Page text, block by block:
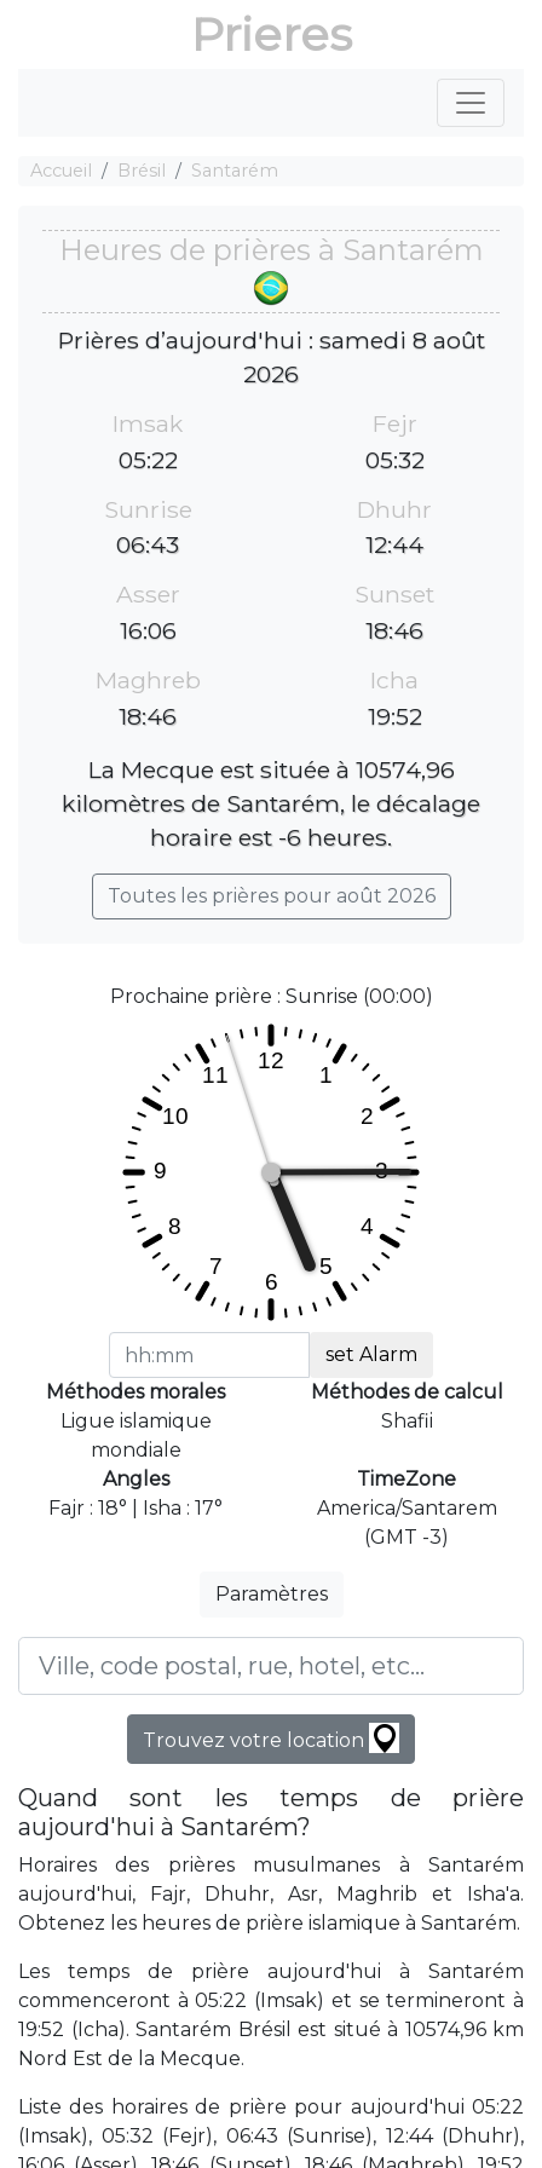
Prieres
Accueil Brésil Santarém
Heures de prières à Santarém
Prières d’aujourd'hui : samedi 8 août
2026
Imsak
05:22
Fejr
05:32
Sunrise
06:43
Dhuhr
12:44
Asser
16:06
Sunset
18:46
Maghreb
18:46
Icha
19:52
La Mecque est située à 10574,96
kilomètres de Santarém, le décalage
horaire est -6 heures.
Toutes les prières pour août 2026
Prochaine prière : Sunrise (00:00)
set Alarm
Méthodes morales
Ligue islamique
mondiale
Méthodes de calcul
Shafii
Angles
Fajr : 18° | Isha : 17°
TimeZone
America/Santarem
(GMT -3)
Paramètres
Trouvez votre location
Quand sont les temps de prière
aujourd'hui à Santarém?
Horaires des prières musulmanes à Santarém
aujourd'hui, Fajr, Dhuhr, Asr, Maghrib et Isha'a.
Obtenez les heures de prière islamique à Santarém.
Les temps de prière aujourd'hui à Santarém
commenceront à 05:22 (Imsak) et se termineront à
19:52 (Icha). Santarém Brésil est situé à 10574,96 km
Nord Est de la Mecque.
Liste des horaires de prière pour aujourd'hui 05:22
(Imsak), 05:32 (Fejr), 06:43 (Sunrise), 12:44 (Dhuhr),